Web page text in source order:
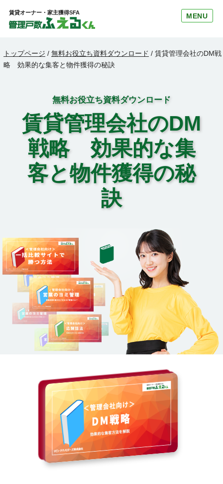
賃貸オーナー・家主獲得SFA MENU
トップページ / 無料お役立ち資料ダウンロード / 賃貸管理会社のDM戦
略 効果的な集客と物件獲得の秘訣
無料お役立ち資料ダウンロード
賃貸管理会社のDM
戦略 効果的な集
客と物件獲得の秘
訣